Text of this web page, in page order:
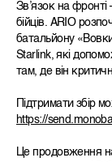
Зв’язок на фронті
бійців. ARIO
батальйону
Starlink, які
там, де він
Підтримати збір
https://
Це продовження